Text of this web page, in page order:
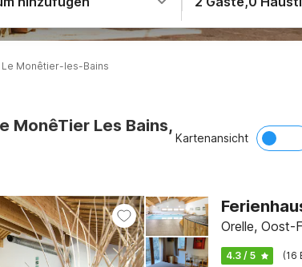
Le Monêtier-les-Bains
MonêTier Les Bains,
Kartenansicht
Orelle, Oost-
4.3 / 5 (16